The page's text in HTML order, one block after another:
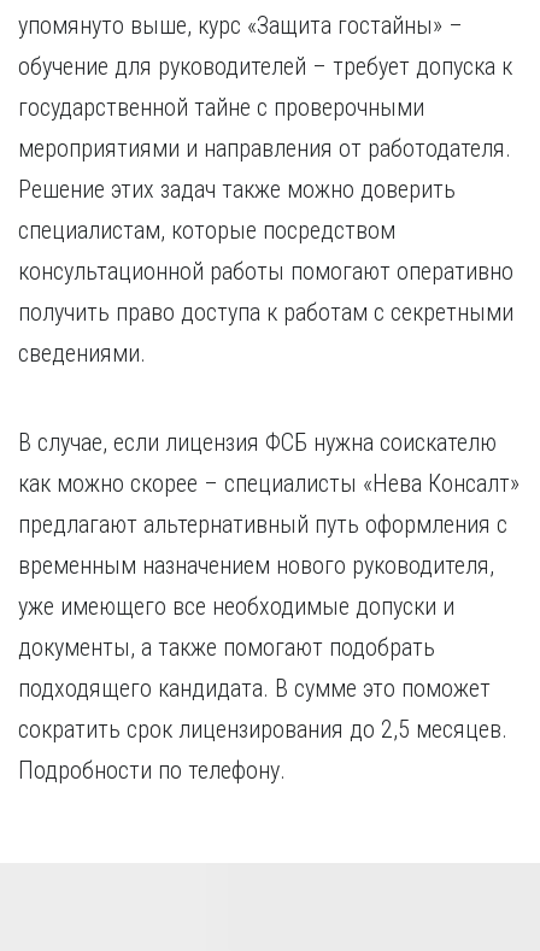
упомянуто выше, курс «Защита гостайны» –
обучение для руководителей – требует допуска к
государственной тайне с проверочными
мероприятиями и направления от работодателя.
Решение этих задач также можно доверить
специалистам, которые посредством
консультационной работы помогают оперативно
получить право доступа к работам с секретными
сведениями.
В случае, если лицензия ФСБ нужна соискателю
как можно скорее – специалисты «Нева Консалт»
предлагают альтернативный путь оформления с
временным назначением нового руководителя,
уже имеющего все необходимые допуски и
документы, а также помогают подобрать
подходящего кандидата. В сумме это поможет
сократить срок лицензирования до 2,5 месяцев.
Подробности по телефону.